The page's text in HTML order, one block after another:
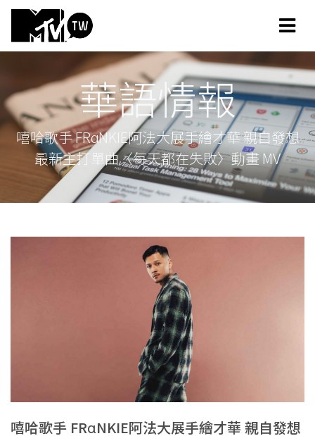
華語情報
嘻哈歌手 FRαNKIE阿法大展手繪才華 親自發想
最新主打單曲〈每天都在失敗〉動畫 MV
嘻哈歌手 FRαNKIE阿法大展手繪才華 親自發想